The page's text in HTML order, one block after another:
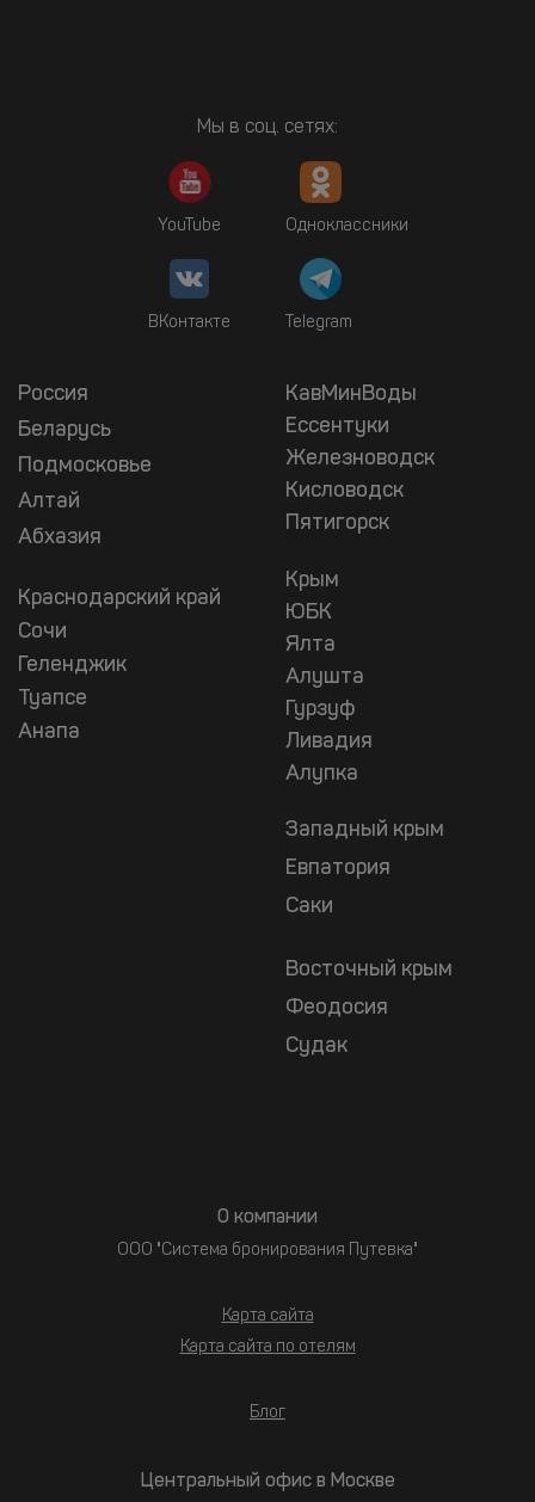
Мы в соц. сетях:
YouTube Одноклассники
ВКонтакте Telegram
Россия
Беларусь
Подмосковье
Алтай
Абхазия
Краснодарский край
Сочи
Геленджик
Туапсе
Анапа
КавМинВоды
Ессентуки
Железноводск
Кисловодск
Пятигорск
Крым
ЮБК
Ялта
Алушта
Гурзуф
Ливадия
Алупка
Западный крым
Евпатория
Саки
Восточный крым
Феодосия
Судак
О компании
ООО "Система бронирования Путевка"
Карта сайта
Карта сайта по отелям
Блог
Центральный офис в Москве